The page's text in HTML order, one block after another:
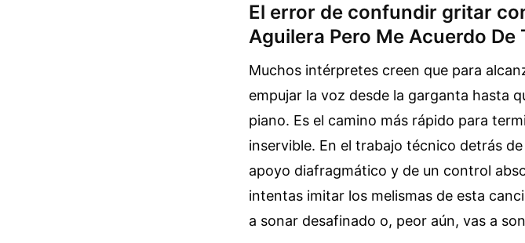
El error de confundir gritar
Aguilera Pero Me Acuerdo De
Muchos intérpretes creen que para
empujar la voz desde la garganta hasta
piano. Es el camino más rápido para
inservible. En el trabajo técnico detrás
apoyo diafragmático y de un control
intentas imitar los melismas de esta
a sonar desafinado o, peor aún, vas a